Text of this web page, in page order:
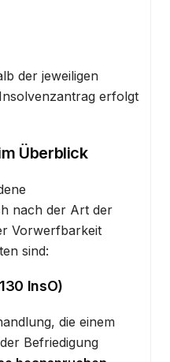
der jeweiligen
erfolgt
Überblick
nach der Art der
Vorwerfbarkeit
sind:
InsO)
die einem
Befriedigung